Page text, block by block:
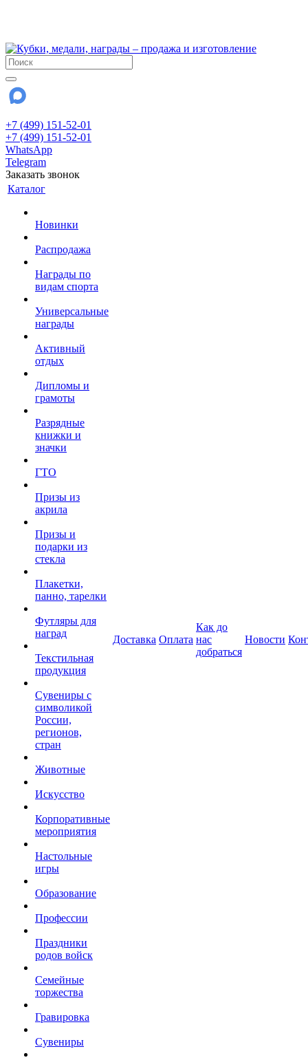
+7 (499) 151-52-01
+7 (499) 151-52-01
WhatsApp
Telegram
Заказать звонок
Каталог
Новинки
Распродажа
Награды по
видам спорта
Универсальные
награды
Активный
отдых
Дипломы и
грамоты
Разрядные
книжки и
значки
ГТО
Призы из
акрила
Призы и
подарки из
стекла
Плакетки,
панно, тарелки
Футляры для
наград
Текстильная
продукция
Сувениры с
символикой
России,
регионов,
стран
Животные
Искусство
Корпоративные
мероприятия
Настольные
игры
Образование
Профессии
Праздники
родов войск
Семейные
торжества
Гравировка
Сувениры
Доставка Оплата
Как до
нас
добраться
Новости